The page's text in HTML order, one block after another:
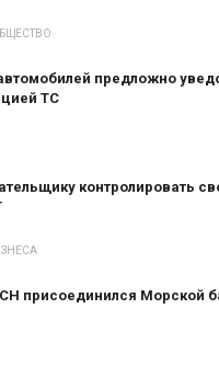
предложно
ТС
контролировать
присоединился Морской